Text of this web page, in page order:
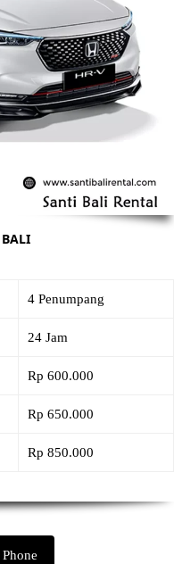
4 Penumpang
24 Jam
Rp 600.000
Rp 650.000
Rp 850.000
Phone